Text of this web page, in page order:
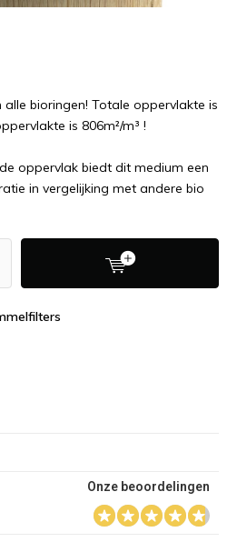
bioringen! Totale oppervlakte is
is 806m²/m³ !
oppervlak biedt dit medium een
in vergelijking met andere bio
Onze beoordelingen